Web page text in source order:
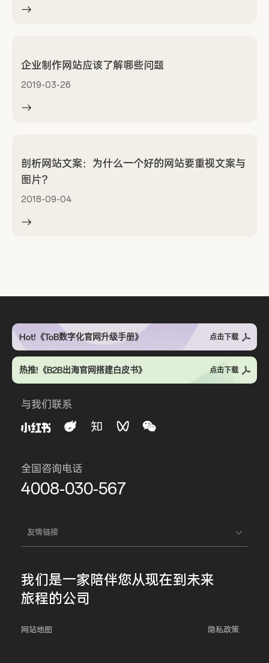
企业制作网站应该了解哪些问题
2019-03-26
剖析网站文案：为什么一个好的网站要重视文案与
图片？
2018-09-04
Hot!《ToB数字化官网升级手册》 点击下载
热推!《B2B出海官网搭建白皮书》 点击下载
与我们联系
全国咨询电话
4008-030-567
友情链接
我们是一家陪伴您从现在到未来
旅程的公司
网站地图 隐私政策